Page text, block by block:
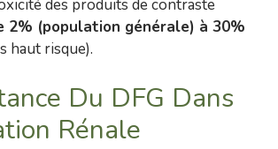
des produits de contraste
2% (population générale) à 30%
haut risque).
Du DFG Dans
Rénale